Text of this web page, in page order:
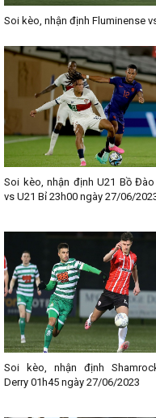
Soi kèo, nhận định Fluminense
Soi kèo, nhận định U21 Bồ
vs U21 Bỉ 23h00 ngày 27/06/
Soi kèo, nhận định
Derry 01h45 ngày 27/06/2023